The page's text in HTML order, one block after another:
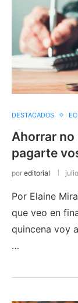
DESTACADOS
Ahorrar no
pagarte
por editorial
Por Elaine
que veo en
quincena voy
…